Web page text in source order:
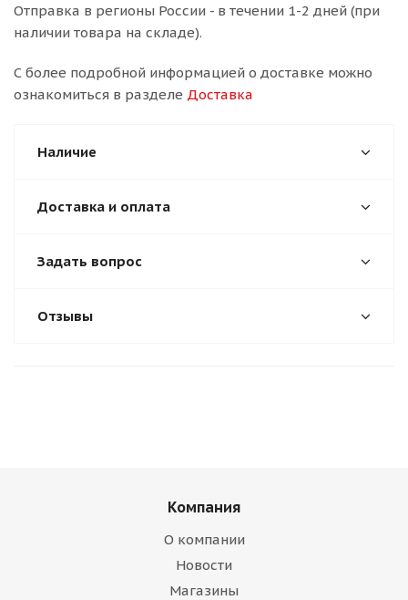
Отправка в регионы России - в течении 1-2 дней (при
наличии товара на складе).
С более подробной информацией о доставке можно
ознакомиться в разделе Доставка
Наличие
Доставка и оплата
Задать вопрос
Отзывы
Компания
О компании
Новости
Магазины